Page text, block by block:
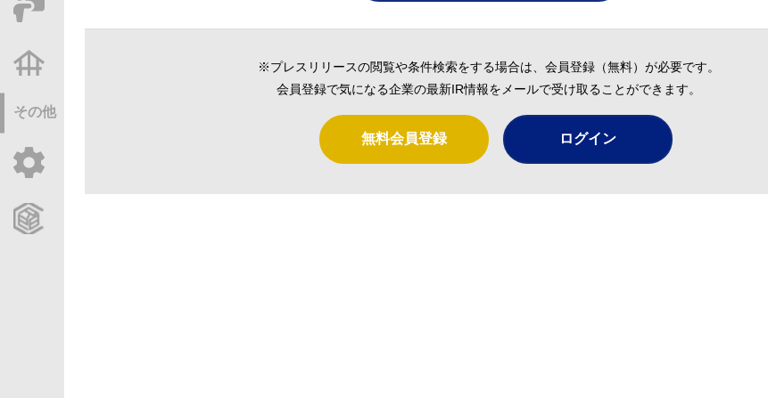
その他
※プレスリリースの閲覧や条件検索をする場合は、会員登録（無料）が必要です。
会員登録で気になる企業の最新IR情報をメールで受け取ることができます。
無料会員登録 ログイン